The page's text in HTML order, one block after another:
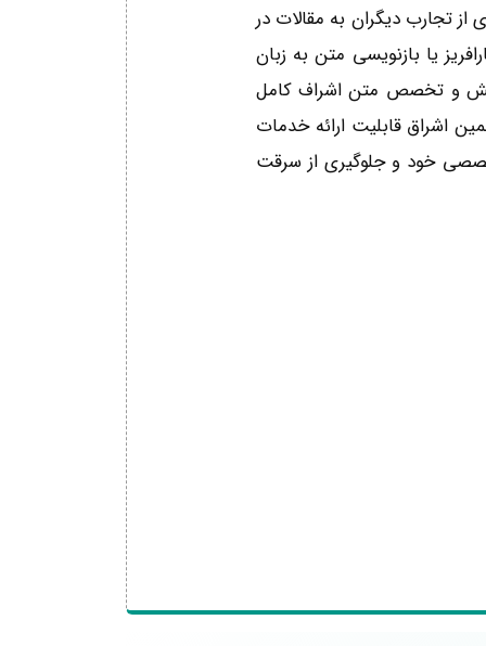
تجارب دیگران به مقالات در
یا بازنویسی متن به زبان
و تخصص متن اشراف کامل
اشراق قابلیت ارائه خدمات
از متن‌های تخصصی‌ خود و جلوگیری از سرقت